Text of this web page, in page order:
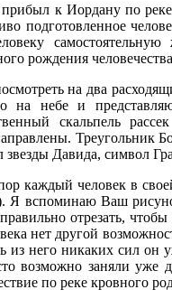
к Иордану по реке
подготовленное
рождения
на два
на небе и
скальпель
Треугольник
звезды Давида, символ
каждый человек в
Я вспоминаю Ваш
отрезать,
нет другой
из него никаких сил он
возможно заняли уже
по реке кровного